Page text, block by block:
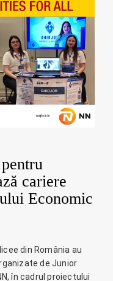
cariere
Economic
din România au
de Junior
în cadrul proiectului